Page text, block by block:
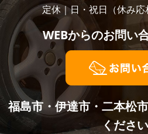
定休｜日・祝日（休み応
WEBからのお問い
福島市・伊達市・二本松
くださ